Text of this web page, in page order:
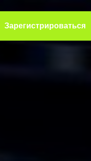
Зарегистрироваться